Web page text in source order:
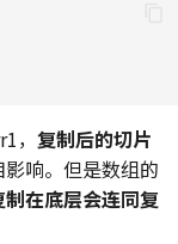
， 复制后的切片
影响。但是数组的
在底层会连同复